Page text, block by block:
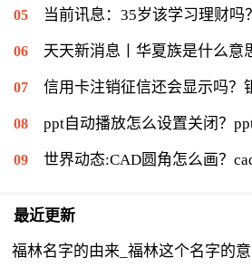
当前讯息：35岁该学习理财吗？35岁
天天新消息丨华夏族是什么意思？华裔是什么意
信用卡注销征信还会显示吗？银行被12363
ppt自动播放怎么设置关闭？ppt自动播放
世界动态:CAD圆角怎么画？cad
最近更新
福林名字的由来_福林这个名字的